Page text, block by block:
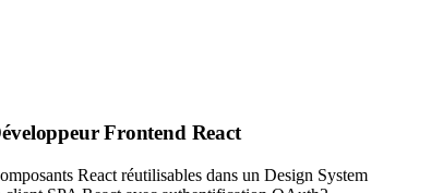
Frontend React
React réutilisables dans un Design System